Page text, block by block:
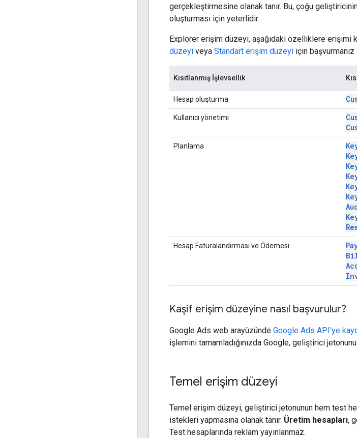
gerçekleştirmesine olanak tanır. Bu, çoğu
oluşturması için yeterlidir.
Explorer erişim düzeyi, aşağıdaki özelliklere erişimi
düzeyi veya Standart erişim düzeyi için başvurmanız
Kısıtlanmış İşlevsellik
Hesap oluşturma
Kullanıcı yönetimi
Planlama
Hesap Faturalandırması ve Ödemesi
Kaşif erişim düzeyine nasıl başvurulur?
Google Ads web arayüzünde Google Ads API'ye
işlemini tamamladığınızda Google, geliştirici
Temel erişim düzeyi
Temel erişim düzeyi, geliştirici jetonunun hem test
istekleri yapmasına olanak tanır. Üretim hesapları,
Test hesaplarında reklam yayınlanmaz.